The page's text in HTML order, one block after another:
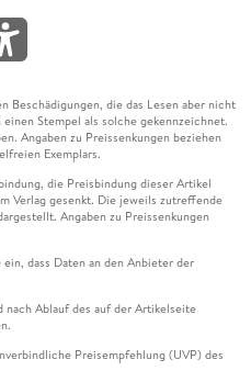
Beschädigungen, die das Lesen aber nicht
Stempel als solche gekennzeichnet.
Angaben zu Preissenkungen beziehen
Exemplars.
die Preisbindung dieser Artikel
Verlag gesenkt. Die jeweils zutreffende
Angaben zu Preissenkungen
dass Daten an den Anbieter der
Ablauf des auf der Artikelseite
Preisempfehlung (UVP) des